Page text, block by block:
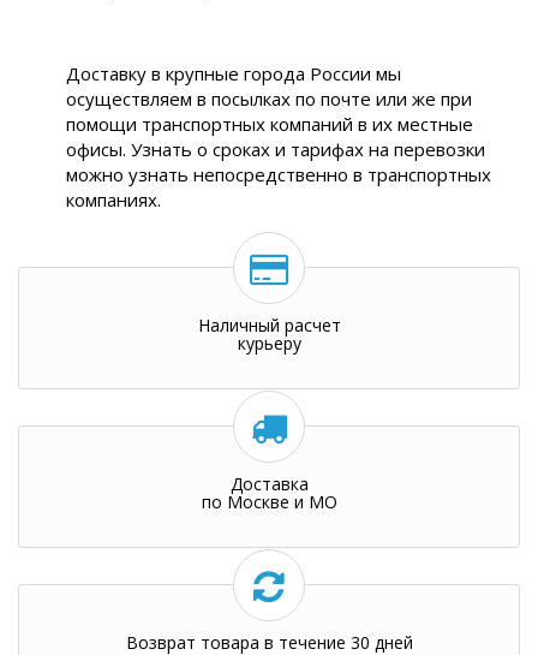
Доставку в крупные города России мы
осуществляем в посылках по почте или же при
помощи транспортных компаний в их местные
офисы. Узнать о сроках и тарифах на перевозки
можно узнать непосредственно в транспортных
компаниях.
Наличный расчет
курьеру
Доставка
по Москве и МО
Возврат товара в течение 30 дней